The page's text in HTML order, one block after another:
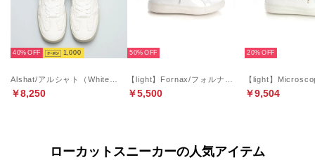
40% 1,000
￥8,250
50%
￥5,500
20%
￥9,504
ローカットスニーカーの人気アイテム